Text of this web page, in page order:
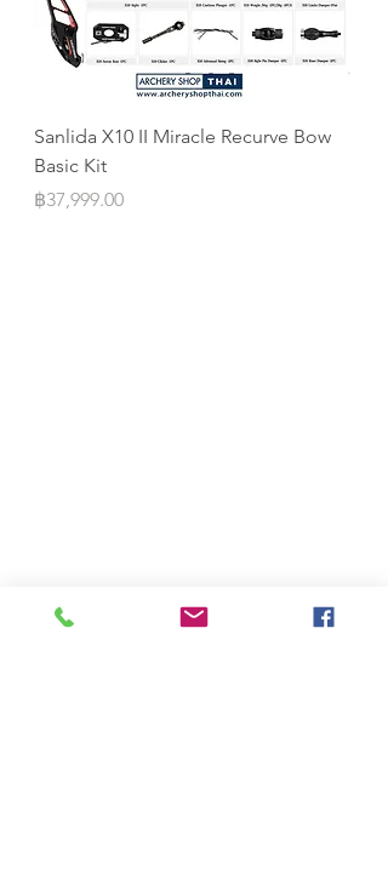
Sanlida X10 II Miracle Recurve Bow
Basic Kit
Price
฿37,999.00